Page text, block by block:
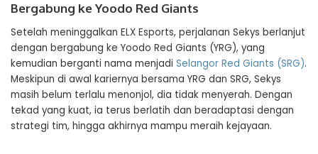
Bergabung ke Yoodo Red Giants
Setelah meninggalkan ELX Esports, perjalanan Sekys berlanjut
dengan bergabung ke Yoodo Red Giants (YRG), yang
kemudian berganti nama menjadi Selangor Red Giants (SRG).
Meskipun di awal kariernya bersama YRG dan SRG, Sekys
masih belum terlalu menonjol, dia tidak menyerah. Dengan
tekad yang kuat, ia terus berlatih dan beradaptasi dengan
strategi tim, hingga akhirnya mampu meraih kejayaan.